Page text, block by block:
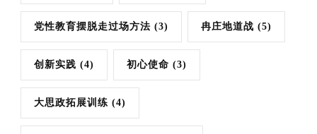
党性教育摆脱走过场方法 (3) 冉庄地道战 (5)
创新实践 (4) 初心使命 (3)
大思政拓展训练 (4)